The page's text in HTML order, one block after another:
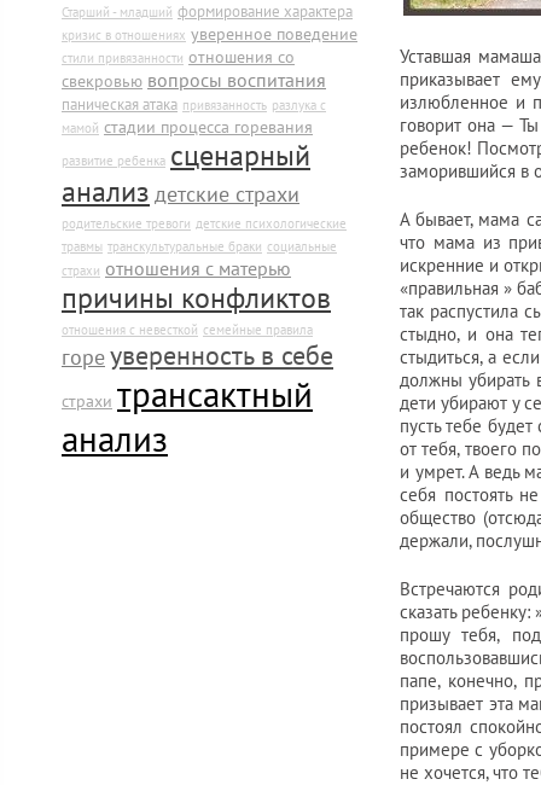
Старший - младший формирование характера
кризис в отношениях уверенное поведение
стили привязанности отношения со
свекровью вопросы воспитания
паническая атака привязанность разлука с
мамой стадии процесса горевания
развитие ребенка сценарный
анализ детские страхи
родительские тревоги детские психологические
травмы транскультуральные браки социальные
страхи отношения с матерью
причины конфликтов
отношения с невесткой семейные правила
гореуверенность в себе
страхи трансактный
анализ
Уставшая
приказывает
излюбленное и
говорит она —
ребенок!
заморившийся в
А бывает, мама
что мама из
искренние и
«правильная »
так распустила
стыдно, и она
стыдиться, а
должны убирать
дети убирают у
пусть тебе
от тебя, твоего
и умрет. А ведь
себя постоять
общество
держали,
Встречаются
сказать
прошу тебя,
папе, конечно,
призывает эта
постоял
примере с
не хочется, что